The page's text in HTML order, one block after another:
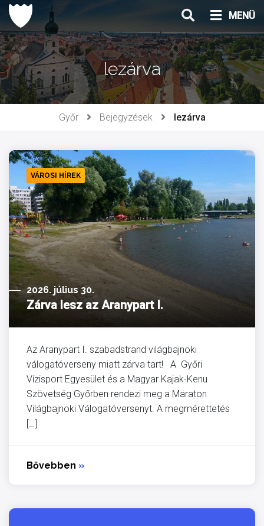
Ugrás
tartalomhoz
MENÜ
lezárva
Győr Bejegyzések lezárva
VÁROSI HÍREK
2026. július 30.
Zárva lesz az Aranypart I.
Az Aranypart I. szabadstrand világbajnoki
válogatóverseny miatt zárva tart! A Győri
Vízisport Egyesület és a Magyar Kajak-Kenu
Szövetség Győrben rendezi meg a Maraton
Világbajnoki Válogatóversenyt. A megmérettetés
[…]
Bővebben »